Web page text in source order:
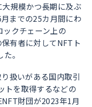
規模かつ長期に及ぶ
までの25カ月間にわ
クチェーン上の
有者に対してNFTト
。
扱いがある国内取引
トを取得するなどの
財団が2023年1月